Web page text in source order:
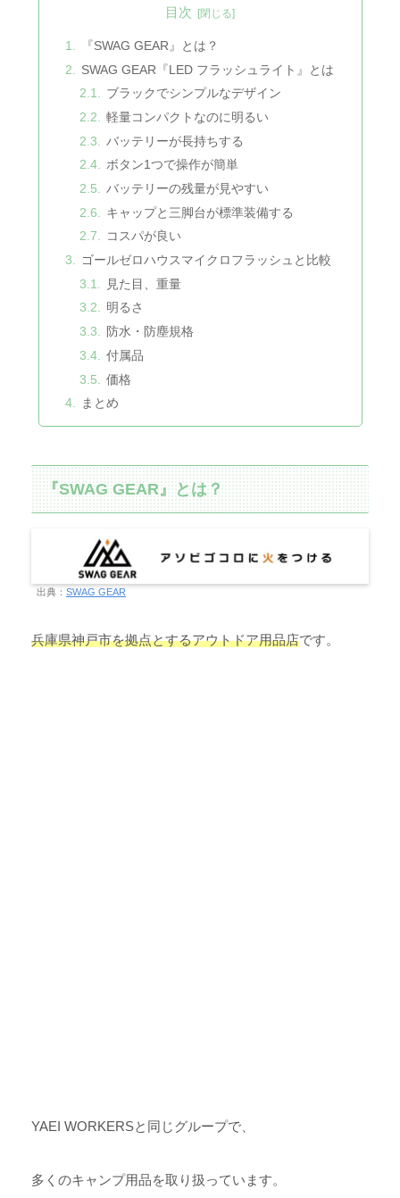
目次
『SWAG GEAR』とは？
SWAG GEAR『LED フラッシュライト』とは
ブラックでシンプルなデザイン
軽量コンパクトなのに明るい
バッテリーが長持ちする
ボタン1つで操作が簡単
バッテリーの残量が見やすい
キャップと三脚台が標準装備する
コスパが良い
ゴールゼロハウスマイクロフラッシュと比較
見た目、重量
明るさ
防水・防塵規格
付属品
価格
まとめ
『SWAG GEAR』とは？
出典： SWAG GEAR
兵庫県神戸市を拠点とするアウトドア用品店です。
YAEI WORKERSと同じグループで、
多くのキャンプ用品を取り扱っています。